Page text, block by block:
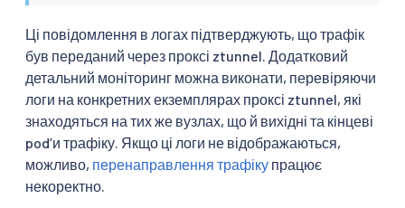
Ці повідомлення в логах підтверджують, що трафік
був переданий через проксі ztunnel. Додатковий
детальний моніторинг можна виконати, перевіряючи
логи на конкретних екземплярах проксі ztunnel, які
знаходяться на тих же вузлах, що й вихідні та кінцеві
podʼи трафіку. Якщо ці логи не відображаються,
можливо, перенаправлення трафіку працює
некоректно.